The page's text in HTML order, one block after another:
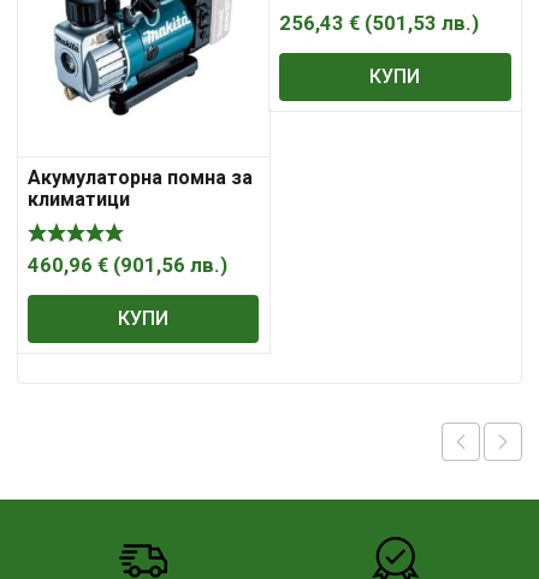
Акумулаторна помна за
климатици
460,96 € (901,56 лв.)
КУПИ
256,43€ (501,53лв.)
КУПИ